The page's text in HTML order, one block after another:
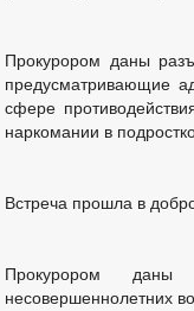
Прокурором даны
предусматривающие
сфере
наркомании в
Встреча прошла в
Прокурором даны
несовершеннолетних